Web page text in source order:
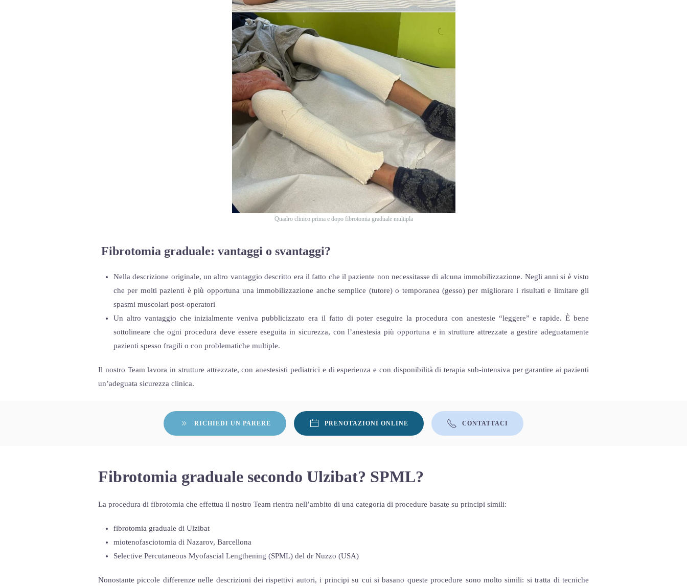
Quadro clinico prima e dopo fibrotomia graduale multipla
Fibrotomia graduale: vantaggi o svantaggi?
Nella descrizione originale, un altro vantaggio descritto era il fatto che il paziente non necessitasse di alcuna immobilizzazione. Negli anni si è visto
che per molti pazienti è più opportuna una immobilizzazione anche semplice (tutore) o temporanea (gesso) per migliorare i risultati e limitare gli
spasmi muscolari post-operatori
Un altro vantaggio che inizialmente veniva pubblicizzato era il fatto di poter eseguire la procedura con anestesie “leggere” e rapide. È bene
sottolineare che ogni procedura deve essere eseguita in sicurezza, con l’anestesia più opportuna e in strutture attrezzate a gestire adeguatamente
pazienti spesso fragili o con problematiche multiple.
Il nostro Team lavora in strutture attrezzate, con anestesisti pediatrici e di esperienza e con disponibilità di terapia sub-intensiva per garantire ai pazienti
un’adeguata sicurezza clinica.
RICHIEDI UN PARERE PRENOTAZIONI ONLINE CONTATTACI
Fibrotomia graduale secondo Ulzibat? SPML?
La procedura di fibrotomia che effettua il nostro Team rientra nell’ambito di una categoria di procedure basate su principi simili:
fibrotomia graduale di Ulzibat
miotenofasciotomia di Nazarov, Barcellona
Selective Percutaneous Myofascial Lengthening (SPML) del dr Nuzzo (USA)
Nonostante piccole differenze nelle descrizioni dei rispettivi autori, i principi su cui si basano queste procedure sono molto simili: si tratta di tecniche